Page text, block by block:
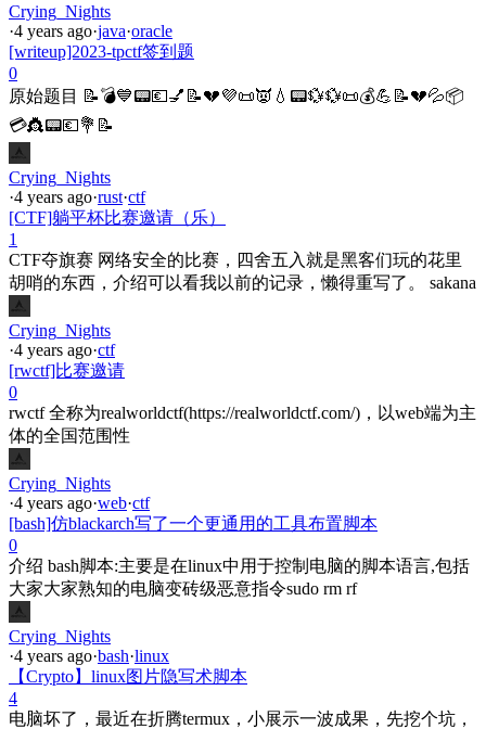
Crying_Nights
·4 years ago·java·oracle
[writeup]2023-tpctf签到题
0
原始题目 📝💣💙📟💶💅📝💔💜📜👿💧📟💱💱📜💰💪📝💔💦📦
💳👸📟💶💐📝
Crying_Nights
·4 years ago·rust·ctf
[CTF]躺平杯比赛邀请（乐）
1
CTF夺旗赛 网络安全的比赛，四舍五入就是黑客们玩的花里
胡哨的东西，介绍可以看我以前的记录，懒得重写了。 sakana
Crying_Nights
·4 years ago·ctf
[rwctf]比赛邀请
0
rwctf 全称为realworldctf(https://realworldctf.com/)，以web端为主
体的全国范围性
Crying_Nights
·4 years ago·web·ctf
[bash]仿blackarch写了一个更通用的工具布置脚本
0
介绍 bash脚本:主要是在linux中用于控制电脑的脚本语言,包括
大家大家熟知的电脑变砖级恶意指令sudo rm rf
Crying_Nights
·4 years ago·bash·linux
【Crypto】linux图片隐写术脚本
4
电脑坏了，最近在折腾termux，小展示一波成果，先挖个坑，